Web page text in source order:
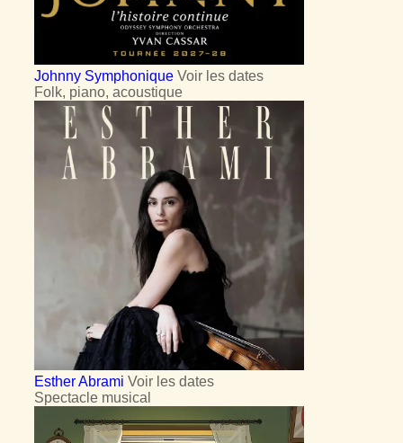
Johnny Symphonique Voir les dates
Folk, piano, acoustique
Esther Abrami Voir les dates
Spectacle musical